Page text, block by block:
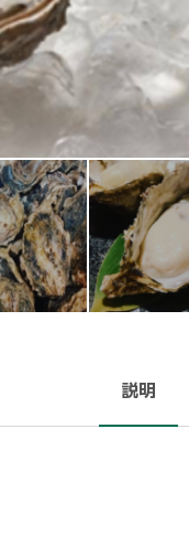
説明